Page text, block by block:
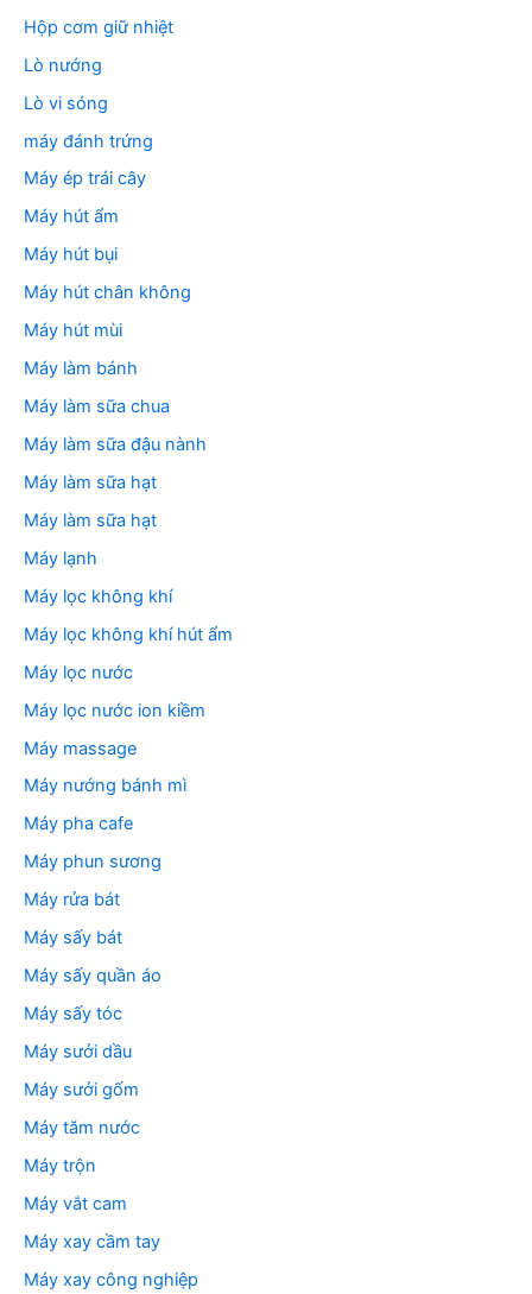
Hộp cơm giữ nhiệt
Lò nướng
Lò vi sóng
máy đánh trứng
Máy ép trái cây
Máy hút ẩm
Máy hút bụi
Máy hút chân không
Máy hút mùi
Máy làm bánh
Máy làm sữa chua
Máy làm sữa đậu nành
Máy làm sữa hạt
Máy làm sữa hạt
Máy lạnh
Máy lọc không khí
Máy lọc không khí hút ẩm
Máy lọc nước
Máy lọc nước ion kiềm
Máy massage
Máy nướng bánh mì
Máy pha cafe
Máy phun sương
Máy rửa bát
Máy sấy bát
Máy sấy quần áo
Máy sấy tóc
Máy sưởi dầu
Máy sưởi gốm
Máy tăm nước
Máy trộn
Máy vắt cam
Máy xay cầm tay
Máy xay công nghiệp